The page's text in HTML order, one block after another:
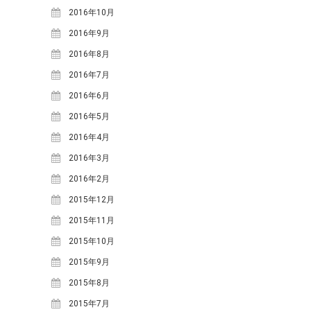
2018年6月(2)
2018年5月(4)
2018年4月(2)
2018年2月(3)
2018年1月(1)
2017年12月 (1)
2017年11月 (2)
2017年10月 (2)
2017年9月(4)
2017年8月(1)
2017年7月(2)
2017年6月(2)
2017年5月(6)
2017年4月(1)
2017年2月(3)
2016年10月
2016年9月
2016年8月
2016年7月
2016年6月
2016年5月
2016年4月
2016年3月
2016年2月
2015年12月
2015年11月
2015年10月
2015年9月
2015年8月
2015年7月